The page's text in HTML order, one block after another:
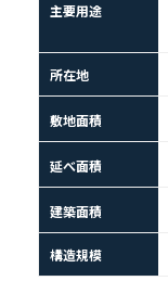
主要用途
所在地
敷地面積
延べ面積
建築面積
構造規模